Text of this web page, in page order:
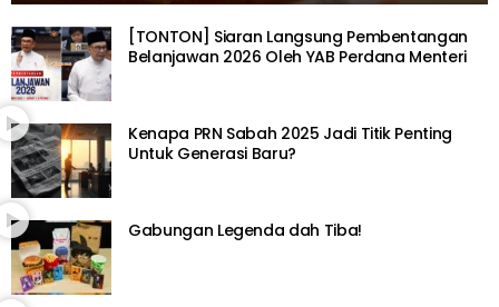
[TONTON] Siaran Langsung Pembentangan
Belanjawan 2026 Oleh YAB Perdana Menteri
Kenapa PRN Sabah 2025 Jadi Titik Penting
Untuk Generasi Baru?
Gabungan Legenda dah Tiba!